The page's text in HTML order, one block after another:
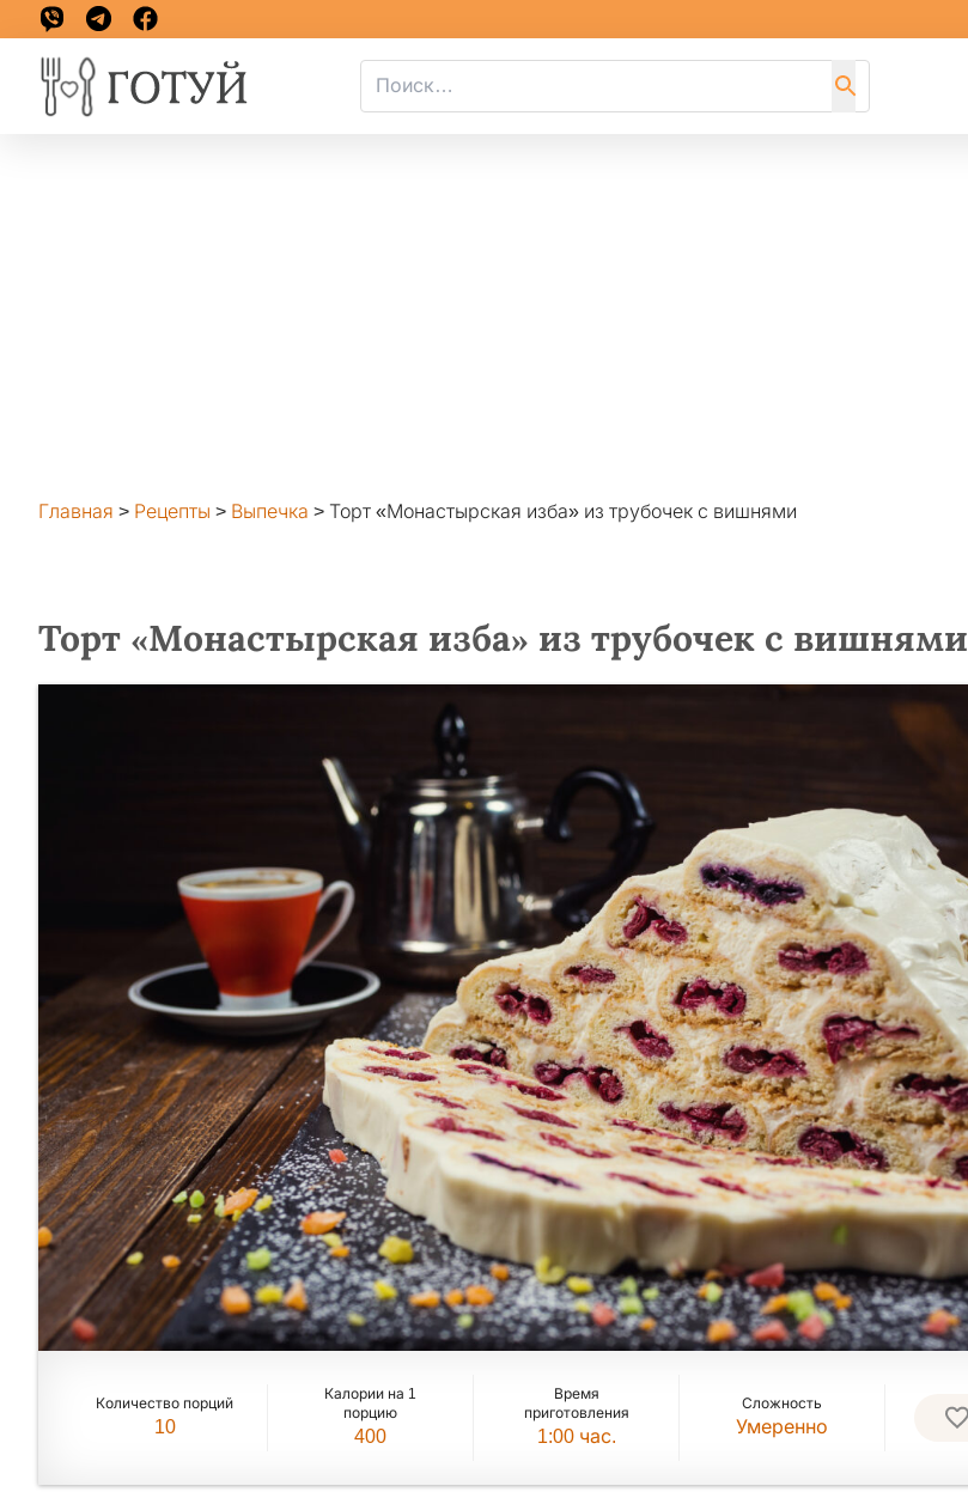
Главная > Рецепты > Выпечка > Торт «Монастырская изба» из трубочек с вишнями
Торт «Монастырская изба» из трубочек с вишнями
Количество порций
10
Калории на 1
порцию
400
Время
приготовления
1:00 час.
Сложность
Умеренно